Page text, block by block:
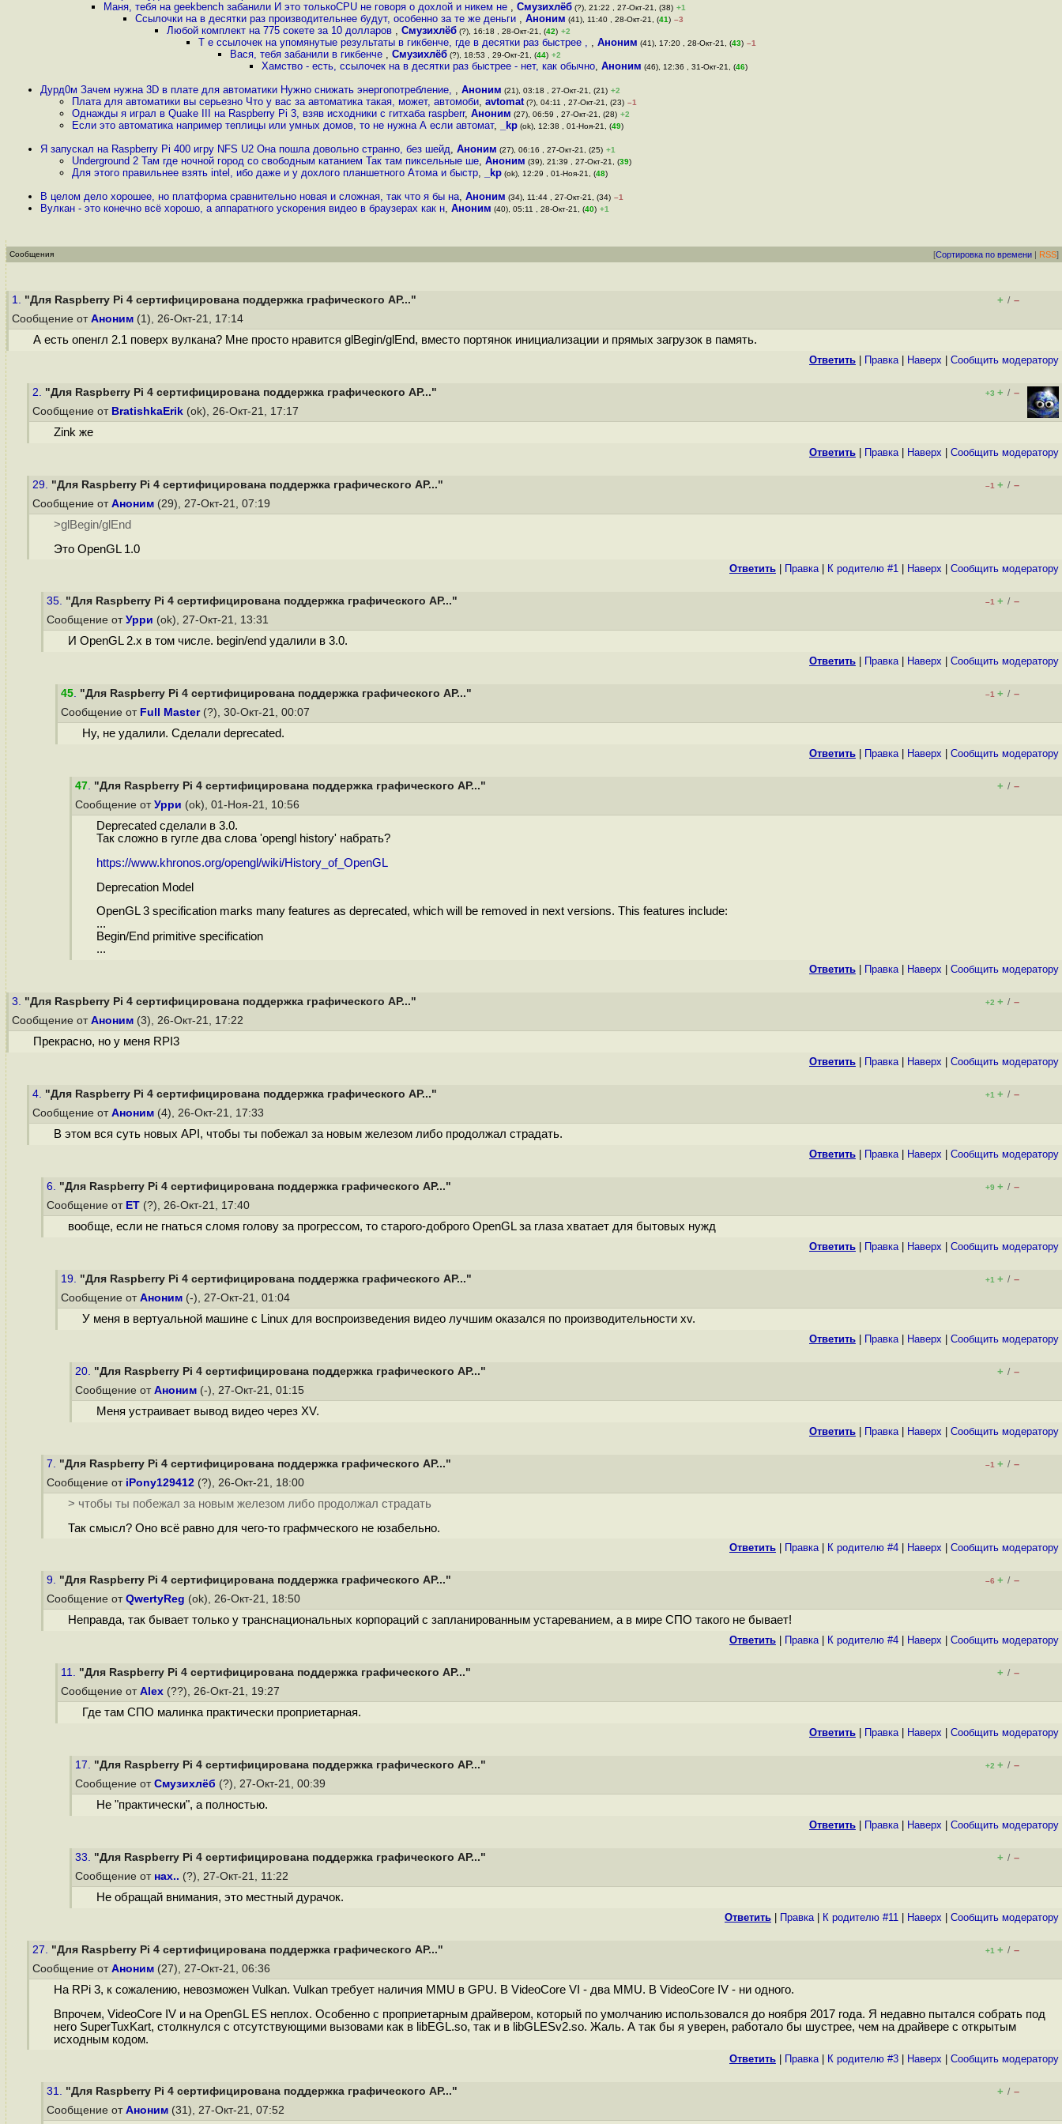
Маня, тебя на geekbench забанили И это толькоCPU не говоря о дохлой и никем не , Смузихлёб (?), 21:22 , 27-Окт-21, (38) +1
Ссылочки на в десятки раз производительнее будут, особенно за те же деньги , Аноним (41), 11:40 , 28-Окт-21, (41) –3
Любой комплект на 775 сокете за 10 долларов , Смузихлёб (?), 16:18 , 28-Окт-21, (42) +2
Т е сcылочек на упомянутые результаты в гикбенче, где в десятки раз быстрее , , Аноним (41), 17:20 , 28-Окт-21, (43) –1
Вася, тебя забанили в гикбенче , Смузихлёб (?), 18:53 , 29-Окт-21, (44) +2
Хамство - есть, ссылочек на в десятки раз быстрее - нет, как обычно, Аноним (46), 12:36 , 31-Окт-21, (46)
Дурд0м Зачем нужна 3D в плате для автоматики Нужно снижать энергопотребление, , Аноним (21), 03:18 , 27-Окт-21, (21) +2
Плата для автоматики вы серьезно Что у вас за автоматика такая, может, автомоби, avtomat (?), 04:11 , 27-Окт-21, (23) –1
Однажды я играл в Quake III на Raspberry Pi 3, взяв исходники с гитхаба raspberr, Аноним (27), 06:59 , 27-Окт-21, (28) +2
Eсли это автоматика например теплицы или умных домов, то не нужна А если автомат, _kp (ok), 12:38 , 01-Ноя-21, (49)
Я запускал на Raspberry Pi 400 игру NFS U2 Она пошла довольно странно, без шейд, Аноним (27), 06:16 , 27-Окт-21, (25) +1
Underground 2 Там где ночной город со свободным катанием Так там пиксельные ше, Аноним (39), 21:39 , 27-Окт-21, (39)
Для этого правильнее взять intel, ибо даже и у дохлого планшетного Атома и быстр, _kp (ok), 12:29 , 01-Ноя-21, (48)
В целом дело хорошее, но платформа сравнительно новая и сложная, так что я бы на, Аноним (34), 11:44 , 27-Окт-21, (34) –1
Вулкан - это конечно всё хорошо, а аппаратного ускорения видео в браузерах как н, Аноним (40), 05:11 , 28-Окт-21, (40) +1
Сообщения [Сортировка по времени | RSS]
1. "Для Raspberry Pi 4 сертифицирована поддержка графического AP..." + / –
Сообщение от Аноним (1), 26-Окт-21, 17:14
А есть опенгл 2.1 поверх вулкана? Мне просто нравится glBegin/glEnd, вместо портянок инициализации и прямых загрузок в память.
Ответить Правка| Наверх Cообщить модератору
2. "Для Raspberry Pi 4 сертифицирована поддержка графического AP..." +3 + / –
Сообщение от BratishkaErik (ok), 26-Окт-21, 17:17
Zink же
Ответить Правка| Наверх Cообщить модератору
29. "Для Raspberry Pi 4 сертифицирована поддержка графического AP..." –1 + / –
Сообщение от Аноним (29), 27-Окт-21, 07:19
>glBegin/glEnd
Это OpenGL 1.0
Ответить Правка| К родителю #1 Наверх Cообщить модератору
35. "Для Raspberry Pi 4 сертифицирована поддержка графического AP..." –1 + / –
Сообщение от Урри (ok), 27-Окт-21, 13:31
И OpenGL 2.x в том числе. begin/end удалили в 3.0.
Ответить Правка| Наверх Cообщить модератору
45. "Для Raspberry Pi 4 сертифицирована поддержка графического AP..." –1 + / –
Сообщение от Full Master(?), 30-Окт-21, 00:07
Ну, не удалили. Сделали deprecated.
Ответить Правка| Наверх Cообщить модератору
47. "Для Raspberry Pi 4 сертифицирована поддержка графического AP..." + / –
Сообщение от Урри (ok), 01-Ноя-21, 10:56
Deprecated сделали в 3.0.
Так сложно в гугле два слова 'opengl history' набрать?
https://www.khronos.org/opengl/wiki/History_of_OpenGL
Deprecation Model
OpenGL 3 specification marks many features as deprecated, which will be removed in next versions. This features include:
...
Begin/End primitive specification
...
Ответить Правка| Наверх Cообщить модератору
3. "Для Raspberry Pi 4 сертифицирована поддержка графического AP..." +2 + / –
Сообщение от Аноним (3), 26-Окт-21, 17:22
Прекрасно, но у меня RPI3
Ответить Правка| Наверх Cообщить модератору
4. "Для Raspberry Pi 4 сертифицирована поддержка графического AP..." +1 + / –
Сообщение от Аноним (4), 26-Окт-21, 17:33
В этом вся суть новых API, чтобы ты побежал за новым железом либо продолжал страдать.
Ответить Правка| Наверх Cообщить модератору
6. "Для Raspberry Pi 4 сертифицирована поддержка графического AP..." +9 + / –
Сообщение от ET (?), 26-Окт-21, 17:40
вообще, если не гнаться сломя голову за прогрессом, то старого-доброго OpenGL за глаза хватает для бытовых нужд
Ответить Правка| Наверх Cообщить модератору
19. "Для Raspberry Pi 4 сертифицирована поддержка графического AP..." +1 + / –
Сообщение от Аноним (-), 27-Окт-21, 01:04
У меня в вертуальной машине с Linux для воспроизведения видео лучшим оказался по производительности xv.
Ответить Правка| Наверх Cообщить модератору
20. "Для Raspberry Pi 4 сертифицирована поддержка графического AP..." + / –
Сообщение от Аноним (-), 27-Окт-21, 01:15
Меня устраивает вывод видео через XV.
Ответить Правка| Наверх Cообщить модератору
7. "Для Raspberry Pi 4 сертифицирована поддержка графического AP..." –1 + / –
Сообщение от iPony129412 (?), 26-Окт-21, 18:00
> чтобы ты побежал за новым железом либо продолжал страдать
Так смысл? Оно всё равно для чего-то графмческого не юзабельно.
Ответить Правка| К родителю #4 Наверх Cообщить модератору
9. "Для Raspberry Pi 4 сертифицирована поддержка графического AP..." –6 + / –
Сообщение от QwertyReg (ok), 26-Окт-21, 18:50
Неправда, так бывает только у транснациональных корпораций с запланированным устареванием, а в мире СПО такого не бывает!
Ответить Правка| К родителю #4 Наверх Cообщить модератору
11. "Для Raspberry Pi 4 сертифицирована поддержка графического AP..." + / –
Сообщение от Alex (??), 26-Окт-21, 19:27
Где там СПО малинка практически проприетарная.
Ответить Правка| Наверх Cообщить модератору
17. "Для Raspberry Pi 4 сертифицирована поддержка графического AP..." +2 + / –
Сообщение от Смузихлёб (?), 27-Окт-21, 00:39
Не "практически", а полностью.
Ответить Правка| Наверх Cообщить модератору
33. "Для Raspberry Pi 4 сертифицирована поддержка графического AP..." + / –
Сообщение от нах.. (?), 27-Окт-21, 11:22
Не обращай внимания, это местный дурачок.
Ответить Правка| К родителю #11 Наверх Cообщить модератору
27. "Для Raspberry Pi 4 сертифицирована поддержка графического AP..." +1 + / –
Сообщение от Аноним (27), 27-Окт-21, 06:36
На RPi 3, к сожалению, невозможен Vulkan. Vulkan требует наличия MMU в GPU. В VideoCore VI - два MMU. В VideoCore IV - ни одного.
Впрочем, VideoCore IV и на OpenGL ES неплох. Особенно с проприетарным драйвером, который по умолчанию использовался до ноября 2017 года. Я недавно пытался собрать под
него SuperTuxKart, столкнулся с отсутствующими вызовами как в libEGL.so, так и в libGLESv2.so. Жаль. А так бы я уверен, работало бы шустрее, чем на драйвере с открытым
исходным кодом.
Ответить Правка| К родителю #3 Наверх Cообщить модератору
31. "Для Raspberry Pi 4 сертифицирована поддержка графического AP..." + / –
Сообщение от Аноним (31), 27-Окт-21, 07:52